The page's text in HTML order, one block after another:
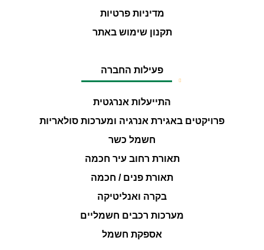
מדיניות פרטיות
תקנון שימוש באתר
פעילות החברה
התייעלות אנרגטית
פרויקטים באגירת אנרגיה ומערכות סולאריות
חשמל כשר
תאורת רחוב עיר חכמה
תאורת פנים / חכמה
בקרה ואנליטיקה
מערכות רכבים חשמליים
אספקת חשמל